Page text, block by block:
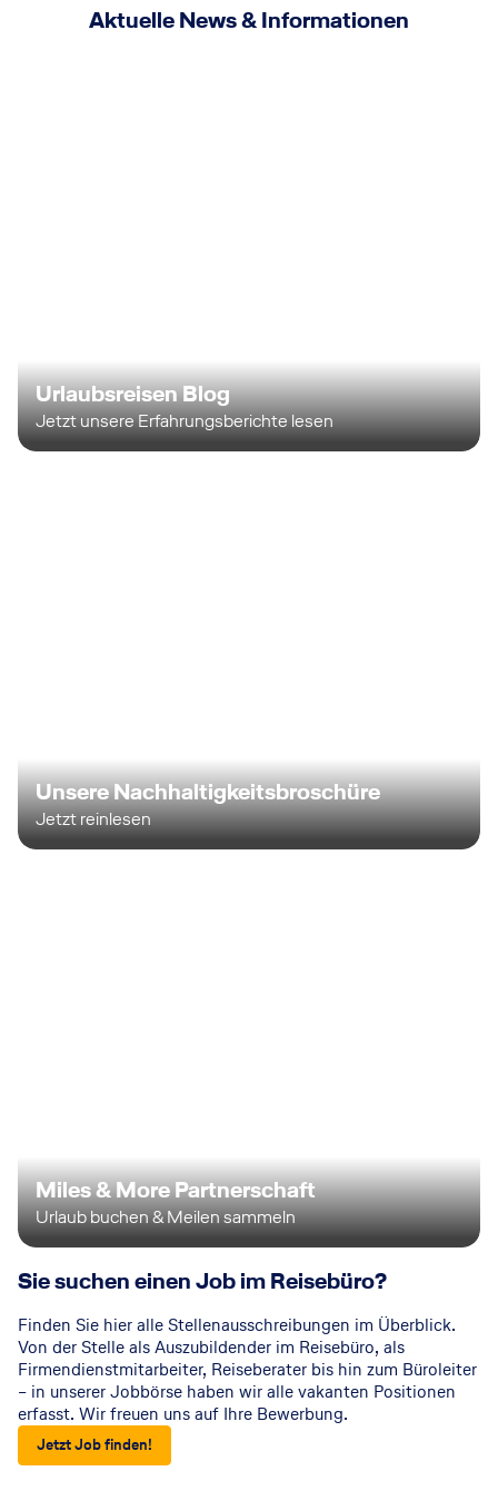
Aktuelle News & Informationen
Urlaubsreisen Blog
Jetzt unsere Erfahrungsberichte lesen
Unsere Nachhaltigkeitsbroschüre
Jetzt reinlesen
Miles & More Partnerschaft
Urlaub buchen & Meilen sammeln
Sie suchen einen Job im Reisebüro?
Finden Sie hier alle Stellenausschreibungen im Überblick.
Von der Stelle als Auszubildender im Reisebüro, als
Firmendienstmitarbeiter, Reiseberater bis hin zum Büroleiter
– in unserer Jobbörse haben wir alle vakanten Positionen
erfasst. Wir freuen uns auf Ihre Bewerbung.
Jetzt Job finden!